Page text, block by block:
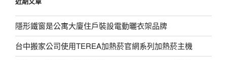
字:
隱形鐵窗是公寓大廈住戶裝設電動曬衣架品牌
台中搬家公司使用TEREA加熱菸官網系列加熱菸主機